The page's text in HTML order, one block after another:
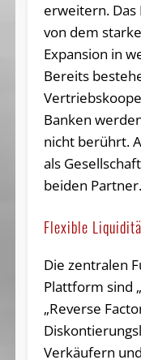
erweitern.
von dem
Expansion in
Bereits
Banken
nicht berührt.
als
beiden Partner.
Flexible
Die zentralen
Plattform sind
„Reverse
Verkäufern